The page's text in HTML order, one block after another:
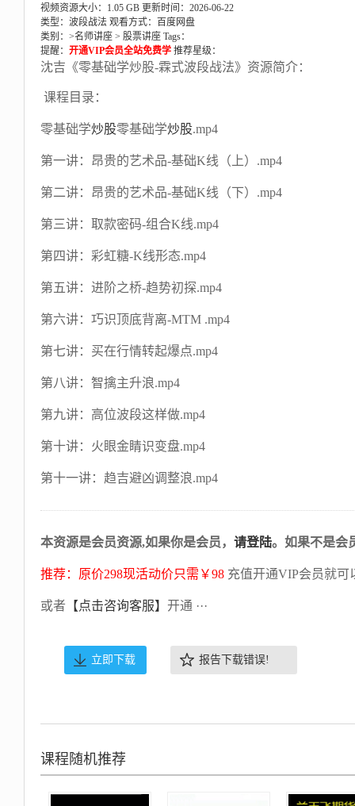
视频资源大小：1.05 GB 更新时间：2026-06-22
类型：波段战法 观看方式：百度网盘
类别：>名师讲座 > 股票讲座 Tags：
提醒： 开通VIP会员全站免费学 推荐星级：
沈吉《零基础学炒股-霖式波段战法》资源简介：
课程目录：
零基础学炒股零基础学炒股.mp4
第一讲：昂贵的艺术品-基础K线（上）.mp4
第二讲：昂贵的艺术品-基础K线（下）.mp4
第三讲：取款密码-组合K线.mp4
第四讲：彩虹糖-K线形态.mp4
第五讲：进阶之桥-趋势初探.mp4
第六讲：巧识顶底背离-MTM .mp4
第七讲：买在行情转起爆点.mp4
第八讲：智擒主升浪.mp4
第九讲：高位波段这样做.mp4
第十讲：火眼金睛识变盘.mp4
第十一讲：趋吉避凶调整浪.mp4
本资源是会员资源,如果你是会员， 请登陆。如果不是会
推荐：原价298现活动价只需￥98 充值开通VIP会员就可
或者 【点击咨询客服】 开通 ···
立即下载 报告下载错误!
课程随机推荐